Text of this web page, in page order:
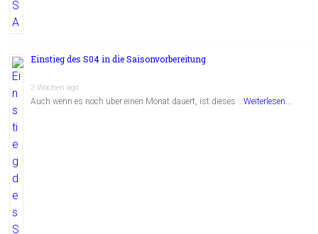
Einstieg des S04 in die Saisonvorbereitung
2 Wochen ago
Auch wenn es noch über einen Monat dauert, ist dieses …Weiterlesen...